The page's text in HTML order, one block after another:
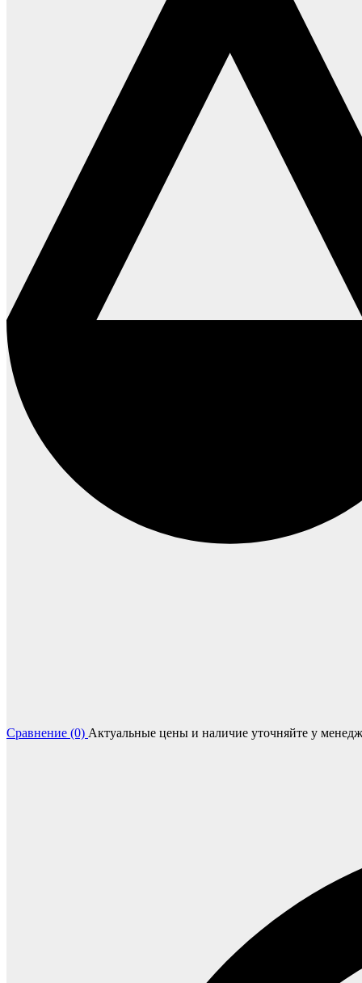
Сравнение (0) Актуальные цены и наличие уточняйте у